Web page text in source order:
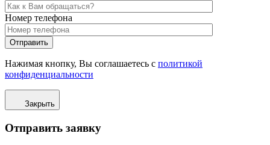
Номер телефона
Отправить
Нажимая кнопку, Вы соглашаетесь с политикой
конфиденциальности
Закрыть
Отправить заявку